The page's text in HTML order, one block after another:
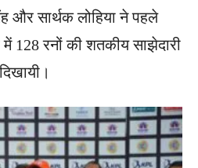
और सार्थक लोहिया ने पहले
128 रनों की शतकीय साझेदारी